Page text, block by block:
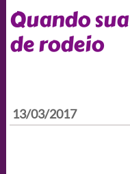
Quando
de rodeio
13/03/2017